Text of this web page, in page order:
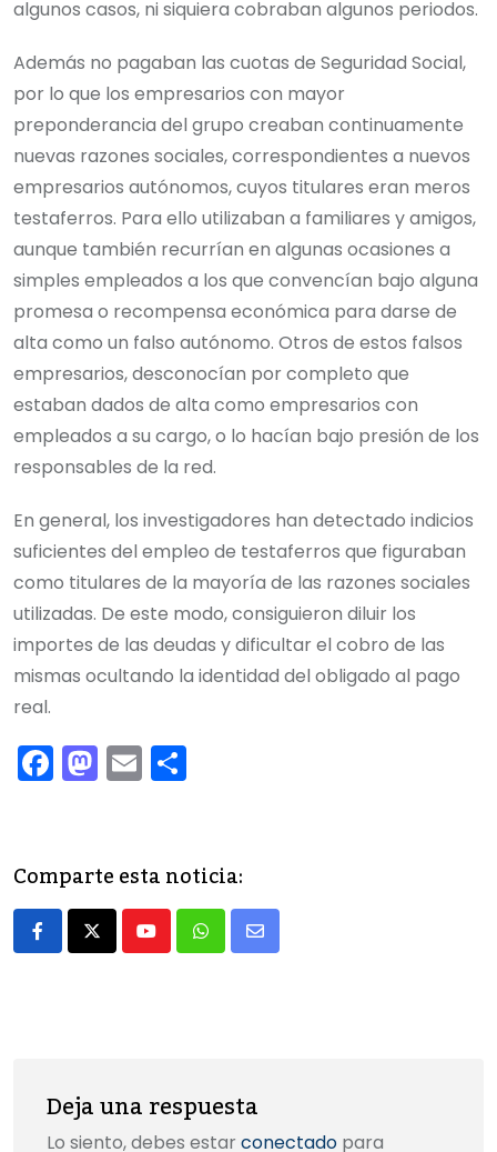
algunos casos, ni siquiera cobraban algunos periodos.
Además no pagaban las cuotas de Seguridad Social,
por lo que los empresarios con mayor
preponderancia del grupo creaban continuamente
nuevas razones sociales, correspondientes a nuevos
empresarios autónomos, cuyos titulares eran meros
testaferros. Para ello utilizaban a familiares y amigos,
aunque también recurrían en algunas ocasiones a
simples empleados a los que convencían bajo alguna
promesa o recompensa económica para darse de
alta como un falso autónomo. Otros de estos falsos
empresarios, desconocían por completo que
estaban dados de alta como empresarios con
empleados a su cargo, o lo hacían bajo presión de los
responsables de la red.
En general, los investigadores han detectado indicios
suficientes del empleo de testaferros que figuraban
como titulares de la mayoría de las razones sociales
utilizadas. De este modo, consiguieron diluir los
importes de las deudas y dificultar el cobro de las
mismas ocultando la identidad del obligado al pago
real.
F
a
e
b
o
M
a
o
d
o
E
m
l p
ar
tir
Comparte esta noticia:
YoutubeWhatsapp
Share
Deja una respuesta
Lo siento, debes estar conectado para